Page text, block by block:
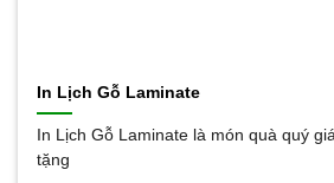
In Lịch Gỗ Laminate
In Lịch Gỗ Laminate là món quà quý
tặng